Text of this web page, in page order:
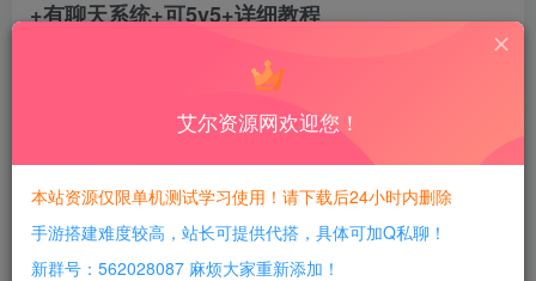
+有聊天系统+可5v5+详细教程
每日活跃最高可获得600积分！所有资源可以使用
积分免费兑换！
游戏介绍：
艾尔资源网欢迎您！
本站资源仅限单机测试学习使用！请下载后24小时内删除
手游搭建难度较高，站长可提供代搭，具体可加Q私聊！
新群号：562028087 麻烦大家重新添加！